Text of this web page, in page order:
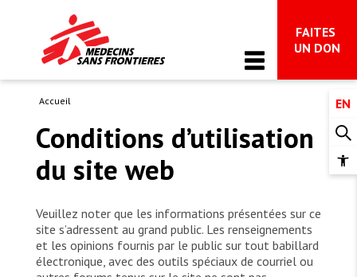
EN
Main Navigation
FAITES
UN DON
QUI SOMMES-NOUS
À propos de MSF
MSF Canada
Avoir un impact et rendre des comptes
Nourrir l’espoir
NOS ACTIVITÉS
Plaidoyer
Dossiers thématiques
ACTUALITÉS ET TÉMOIGNAGES
Actualités
DONNER
Accueil
Conditions d’utilisation
du site web
Veuillez noter que les informations présentées sur ce
site s’adressent au grand public. Les renseignements
et les opinions fournis par le public sur tout babillard
électronique, avec des outils spéciaux de courriel ou